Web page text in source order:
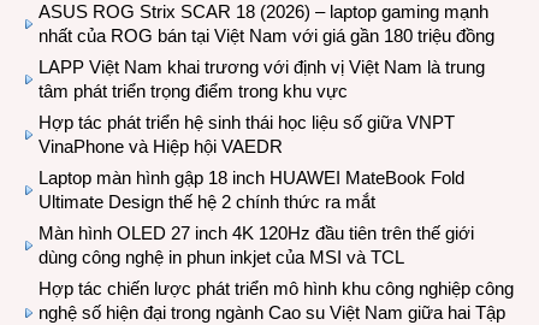
ASUS ROG Strix SCAR 18 (2026) – laptop gaming mạnh
nhất của ROG bán tại Việt Nam với giá gần 180 triệu đồng
LAPP Việt Nam khai trương với định vị Việt Nam là trung
tâm phát triển trọng điểm trong khu vực
Hợp tác phát triển hệ sinh thái học liệu số giữa VNPT
VinaPhone và Hiệp hội VAEDR
Laptop màn hình gập 18 inch HUAWEI MateBook Fold
Ultimate Design thế hệ 2 chính thức ra mắt
Màn hình OLED 27 inch 4K 120Hz đầu tiên trên thế giới
dùng công nghệ in phun inkjet của MSI và TCL
Hợp tác chiến lược phát triển mô hình khu công nghiệp công
nghệ số hiện đại trong ngành Cao su Việt Nam giữa hai Tập